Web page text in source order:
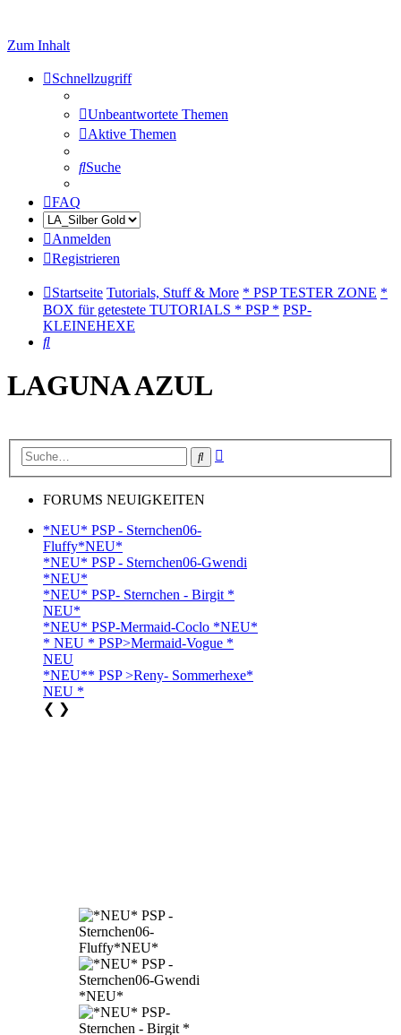
Zum Inhalt
Schnellzugriff
Unbeantwortete Themen
Aktive Themen
Suche
FAQ
Anmelden
Registrieren
Startseite Tutorials, Stuff & More * PSP TESTER ZONE *
BOX für getestete TUTORIALS * PSP * PSP-
KLEINEHEXE
Suche
LAGUNA AZUL
Suche
FORUMS NEUIGKEITEN
*NEU* PSP - Sternchen06-
Fluffy*NEU*
*NEU* PSP - Sternchen06-Gwendi
*NEU*
*NEU* PSP- Sternchen - Birgit *
NEU*
*NEU* PSP-Mermaid-Coclo *NEU*
* NEU * PSP>Mermaid-Vogue *
NEU
*NEU** PSP >Reny- Sommerhexe*
NEU *
❮ ❯